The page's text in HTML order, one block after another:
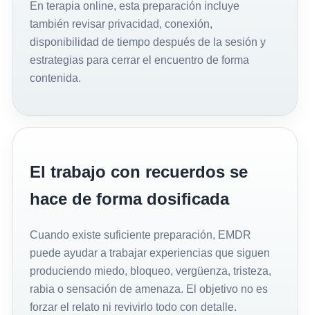
En terapia online, esta preparación incluye
también revisar privacidad, conexión,
disponibilidad de tiempo después de la sesión y
estrategias para cerrar el encuentro de forma
contenida.
El trabajo con recuerdos se
hace de forma dosificada
Cuando existe suficiente preparación, EMDR
puede ayudar a trabajar experiencias que siguen
produciendo miedo, bloqueo, vergüenza, tristeza,
rabia o sensación de amenaza. El objetivo no es
forzar el relato ni revivirlo todo con detalle.